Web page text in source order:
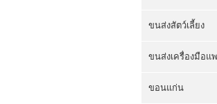
ขนส่งสัตว์เลี้ยง
ขนส่งเครื่องมือแ
ขอนแก่น